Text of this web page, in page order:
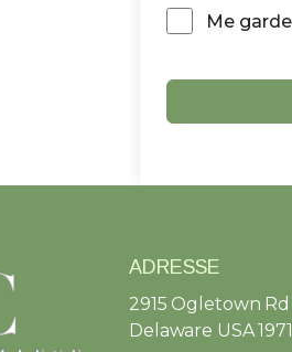
Me
ADRESSE
2915 Ogletown
Delaware USA